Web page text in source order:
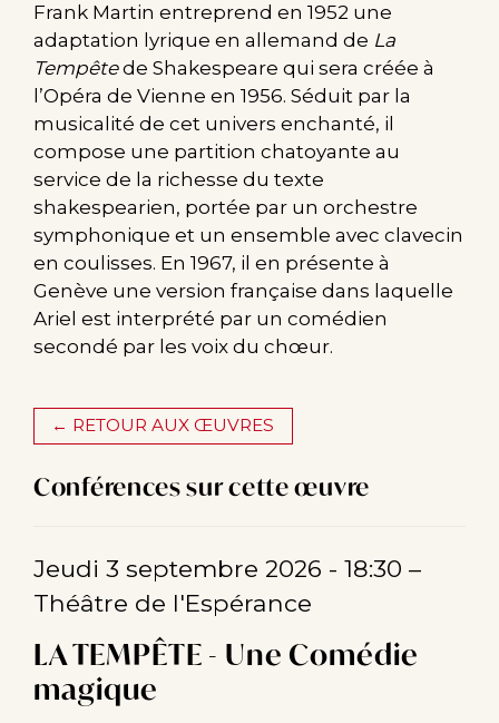
Frank Martin entreprend en 1952 une
adaptation lyrique en allemand de La
Tempêtede Shakespeare qui sera créée à
l’Opéra de Vienne en 1956. Séduit par la
musicalité de cet univers enchanté, il
compose une partition chatoyante au
service de la richesse du texte
shakespearien, portée par un orchestre
symphonique et un ensemble avec clavecin
en coulisses. En 1967, il en présente à
Genève une version française dans laquelle
Ariel est interprété par un comédien
secondé par les voix du chœur.
← RETOUR AUX ŒUVRES
Conférences sur cette œuvre
Jeudi 3 septembre 2026 - 18:30 –
Théâtre de l'Espérance
LA TEMPÊTE - Une Comédie
magique